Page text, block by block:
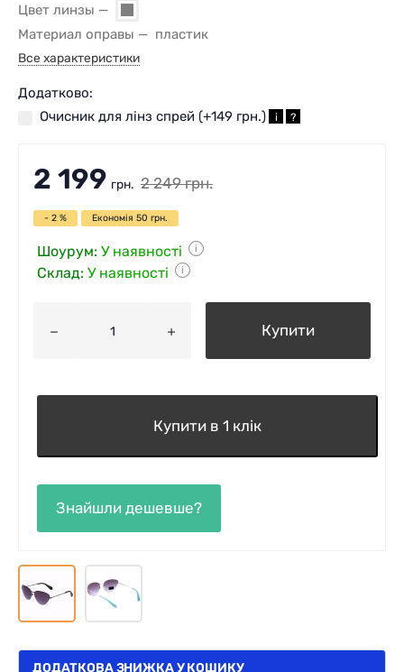
Цвет линзы
Материал оправы
пластик
Все характеристики
Додатково:
Очисник для лінз спрей (+149 грн.) i ?
2 199 грн. 2 249 грн.
- 2 % Економія 50 грн.
Шоурум: У наявності i
Склад: У наявності i
Купити
Купити в 1 клік
ДОДАТКОВА ЗНИЖКА У КОШИКУ